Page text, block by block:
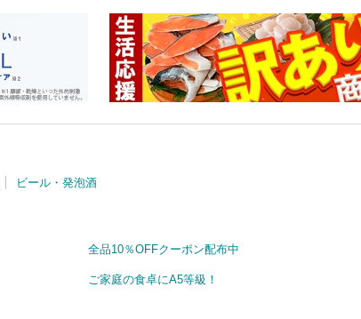
ビール・発泡酒
全品10％OFFクーポン配布中
ご家庭の食卓にA5等級！